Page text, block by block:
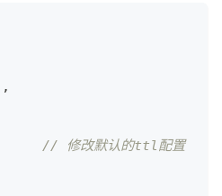
,
// 修改默认的ttl配置